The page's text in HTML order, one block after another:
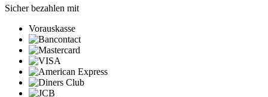
Sicher bezahlen mit
Vorauskasse